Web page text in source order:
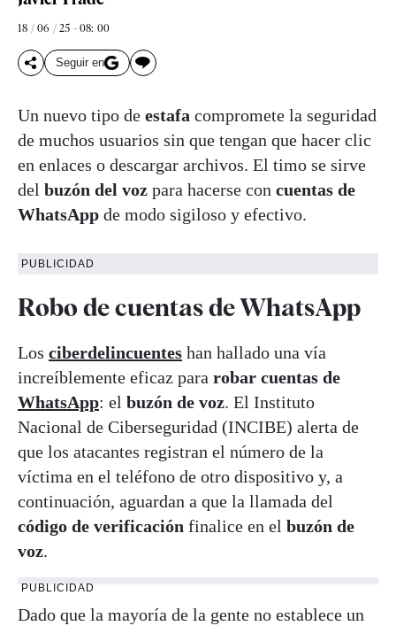
18 / 06 / 25 - 08: 00
Seguir en
Un nuevo tipo de estafa compromete la seguridad
de muchos usuarios sin que tengan que hacer clic
en enlaces o descargar archivos. El timo se sirve
del buzón del voz para hacerse con cuentas de
WhatsApp de modo sigiloso y efectivo.
PUBLICIDAD
Robo de cuentas de WhatsApp
Los ciberdelincuentes han hallado una vía
increíblemente eficaz para robar cuentas de
WhatsApp: el buzón de voz. El Instituto
Nacional de Ciberseguridad (INCIBE) alerta de
que los atacantes registran el número de la
víctima en el teléfono de otro dispositivo y, a
continuación, aguardan a que la llamada del
código de verificación finalice en el buzón de
voz.
PUBLICIDAD
Dado que la mayoría de la gente no establece un